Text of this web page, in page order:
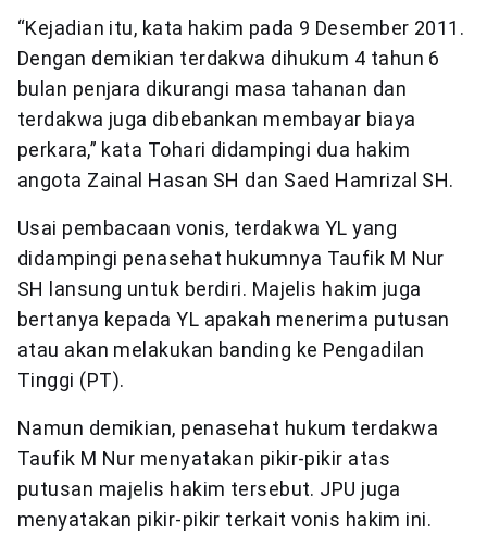
“Kejadian itu, kata hakim pada 9 Desember 2011.
Dengan demikian terdakwa dihukum 4 tahun 6
bulan penjara dikurangi masa tahanan dan
terdakwa juga dibebankan membayar biaya
perkara,” kata Tohari didampingi dua hakim
angota Zainal Hasan SH dan Saed Hamrizal SH.
Usai pembacaan vonis, terdakwa YL yang
didampingi penasehat hukumnya Taufik M Nur
SH lansung untuk berdiri. Majelis hakim juga
bertanya kepada YL apakah menerima putusan
atau akan melakukan banding ke Pengadilan
Tinggi (PT).
Namun demikian, penasehat hukum terdakwa
Taufik M Nur menyatakan pikir-pikir atas
putusan majelis hakim tersebut. JPU juga
menyatakan pikir-pikir terkait vonis hakim ini.